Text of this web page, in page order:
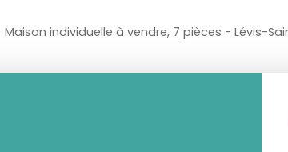
Maison individuelle à vendre, 7 pièces - Lévis-